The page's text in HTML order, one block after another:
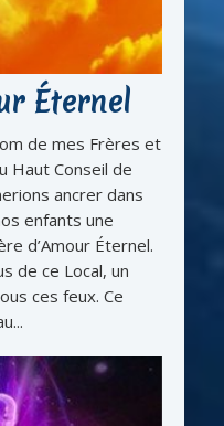
Éternel
de mes Frères et
Haut Conseil de
ancrer dans
enfants une
d’Amour Éternel.
de ce Local, un
ces feux. Ce